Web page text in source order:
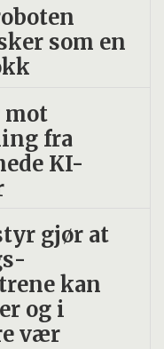
hydrogen og
som en
mot
fra
KI-
gjør at
kan
og i
vær